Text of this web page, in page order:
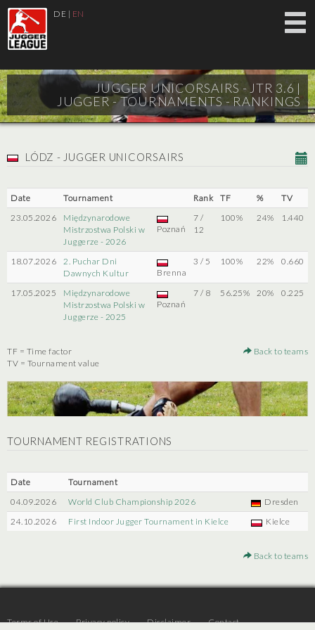
DE | EN
JUGGER UNICORSAIRS - JTR 3.6 |
JUGGER - TOURNAMENTS - RANKINGS
LÓDZ - JUGGER UNICORSAIRS
Date Tournament Rank TF %
TV
23.05.2026
Międzynarodowe
Mistrzostwa Polski w
Juggerze - 2026
Poznań
7 /
12
100% 24% 1.440
18.07.2026
2. Puchar Dni
Dawnych Kultur
Brenna
3 / 5 100% 22% 0.660
17.05.2025
Międzynarodowe
Mistrzostwa Polski w
Juggerze - 2025
Poznań
7 / 8 56.25% 20% 0.225
TF = Time factor
TV = Tournament value
Back to teams
TOURNAMENT REGISTRATIONS
Date
Tournament
04.09.2026
World Club Championship 2026
Dresden
24.10.2026
First Indoor Jugger Tournament in Kielce Kielce
Back to teams
Terms of Use Privacy policy Disclaimer Contact